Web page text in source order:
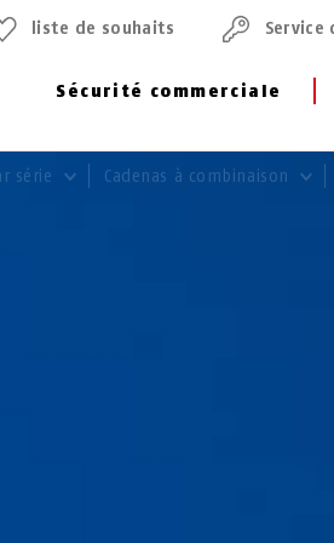
Sécurité commerciale
liste de souhaits Service
série Cadenas à combinaison